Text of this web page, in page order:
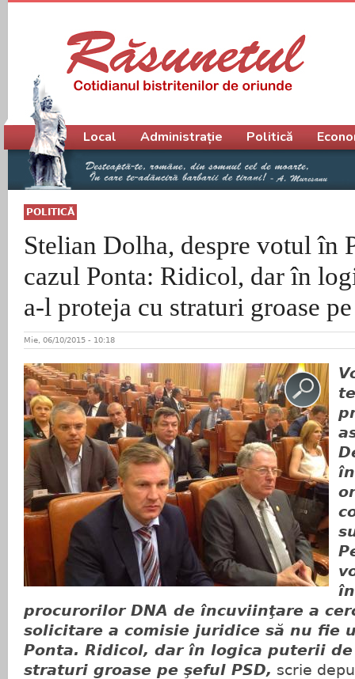
POLITICĂ
Stelian Dolha, despre votul în
cazul Ponta: Ridicol, dar în
a-l proteja cu straturi groase
Mie, 06/10/2015 - 10:18
procurorilor DNA de încuviinţare a
solicitare a comisie juridice să nu fie
Ponta. Ridicol, dar în logica puterii
straturi groase pe şeful PSD, scrie
Meniu principal
Local Administrație Politică